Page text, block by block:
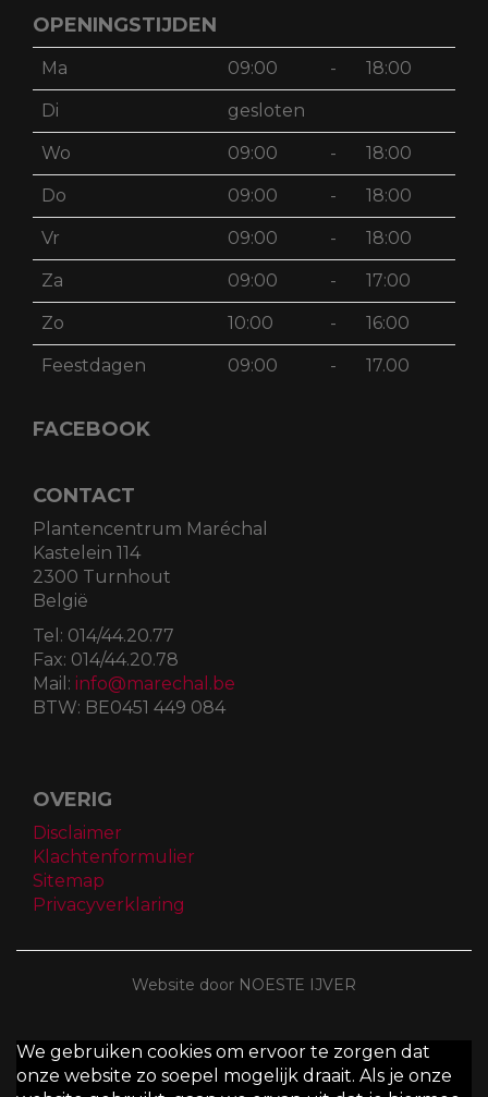
OPENINGSTIJDEN
Ma 09:00 - 18:00
Di gesloten
Wo 09:00 - 18:00
Do 09:00 - 18:00
Vr 09:00 - 18:00
Za 09:00 - 17:00
Zo 10:00 - 16:00
Feestdagen 09:00 - 17.00
FACEBOOK
CONTACT
Plantencentrum Maréchal
Kastelein 114
2300 Turnhout
België
Tel: 014/44.20.77
Fax: 014/44.20.78
Mail: info@marechal.be
BTW: BE0451 449 084
OVERIG
Disclaimer
Klachtenformulier
Sitemap
Privacyverklaring
Website door NOESTE IJVER
We gebruiken cookies om ervoor te zorgen dat
onze website zo soepel mogelijk draait. Als je onze